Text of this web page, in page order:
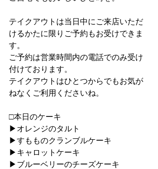
テイクアウトは当日中にご来店いただ
けるかたに限りご予約もお受けできま
す。
ご予約は営業時間内の電話でのみ受け
付けております。
テイクアウトはひとつからでもお気が
ねなくご利用くださいね。
□本日のケーキ
▶︎オレンジのタルト
▶︎すもものクランブルケーキ
▶︎キャロットケーキ
▶︎ブルーベリーのチーズケーキ